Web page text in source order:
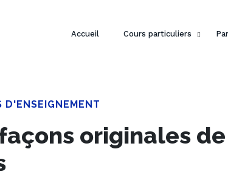
Accueil Cours particuliers
D'ENSEIGNEMENT
originales